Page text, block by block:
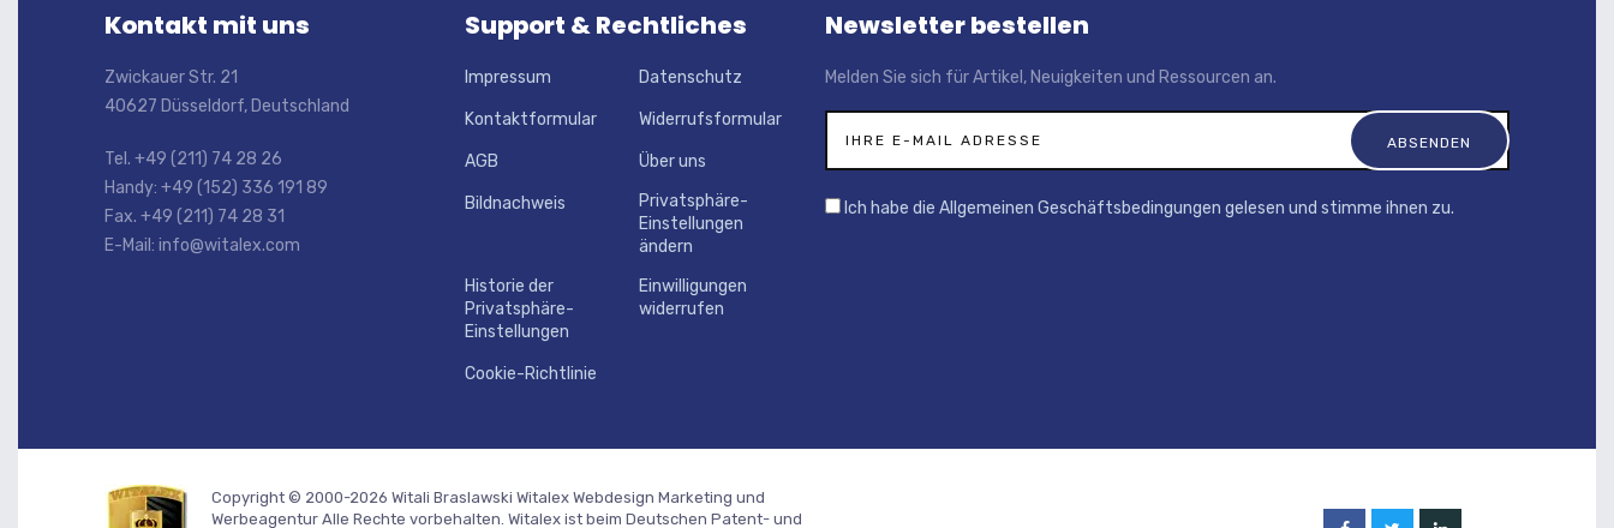
Kontakt mit uns
Zwickauer Str. 21
40627 Düsseldorf, Deutschland
Tel. +49 (211) 74 28 26
Handy: +49 (152) 336 191 89
Fax. +49 (211) 74 28 31
E-Mail: info@witalex.com
Support & Rechtliches
Impressum Datenschutz
Kontaktformular Widerrufsformular
AGB Über uns
Bildnachweis
Privatsphäre-
Einstellungen
ändern
Historie der
Privatsphäre-
Einstellungen
Einwilligungen
widerrufen
Cookie-Richtlinie
Newsletter bestellen
Melden Sie sich für Artikel, Neuigkeiten und Ressourcen an.
Ich habe die Allgemeinen Geschäftsbedingungen gelesen und stimme ihnen zu.
Copyright © 2000-2026 Witali Braslawski Witalex Webdesign Marketing und
Werbeagentur Alle Rechte vorbehalten. Witalex ist beim Deutschen Patent- und